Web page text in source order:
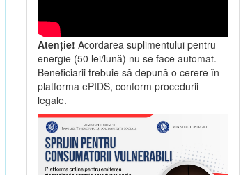
Atenție! Acordarea suplimentului pentru
energie (50 lei/lună) nu se face automat.
Beneficiarii trebuie să depună o cerere în
platforma ePIDS, conform procedurii
legale.